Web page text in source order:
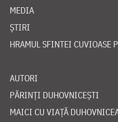
MEDIA
ȘTIRI
HRAMUL SFINTEI CUVIOASE
AUTORI
PĂRINȚI DUHOVNICEȘTI
MAICI CU VIAȚĂ